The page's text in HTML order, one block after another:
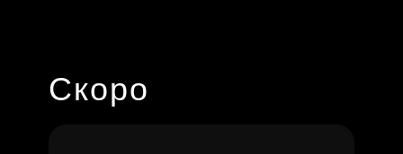
Скоро